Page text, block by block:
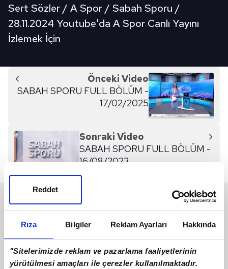
Rıza Bilgiler Reklam Ayarları Hakkında
"Sitelerimizde reklam ve pazarlama faaliyetlerinin
yürütülmesi amaçları ile çerezler kullanılmaktadır.
Reddet
Sert Sözler / A Spor / Sabah Sporu /
28.11.2024 Youtube'da A Spor Canlı Yayını
İzlemek İçin
Önceki Video
SABAH SPORU FULL BÖLÜM -
17/02/2025
Sonraki Video
SABAH SPORU FULL BÖLÜM -
16/08/2023
SON 24 SAAT